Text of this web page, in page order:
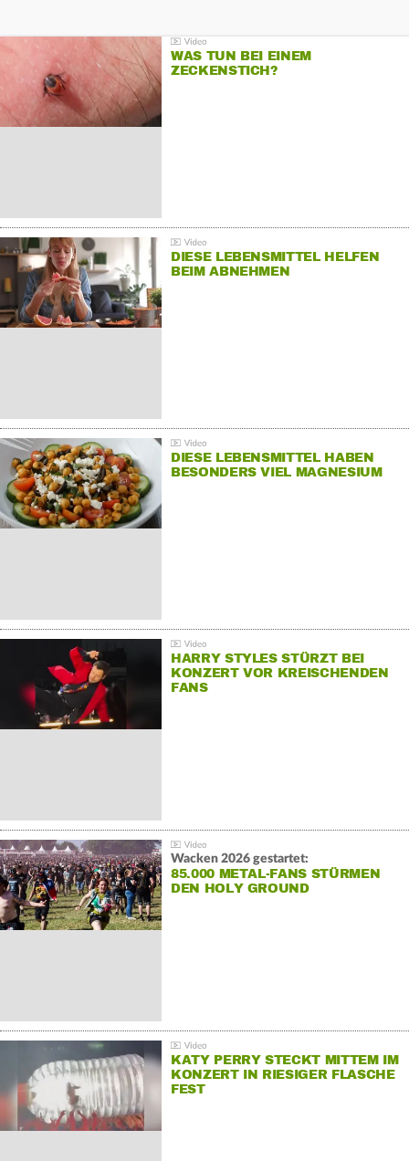
WAS TUN BEI EINEM
ZECKENSTICH?
DIESE LEBENSMITTEL HELFEN
BEIM ABNEHMEN
DIESE LEBENSMITTEL HABEN
BESONDERS VIEL MAGNESIUM
HARRY STYLES STÜRZT BEI
KONZERT VOR KREISCHENDEN
FANS
Wacken 2026 gestartet:
85.000 METAL-FANS STÜRMEN
DEN HOLY GROUND
KATY PERRY STECKT MITTEM IM
KONZERT IN RIESIGER FLASCHE
FEST